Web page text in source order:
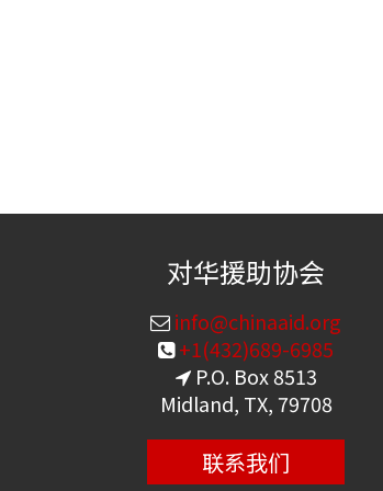
对华援助协会
info@chinaaid.org
+1(432)689-6985
P.O. Box 8513
Midland, TX, 79708
联系我们